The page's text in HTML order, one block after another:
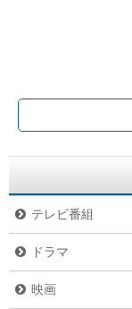
テレビ番組
ドラマ
映画